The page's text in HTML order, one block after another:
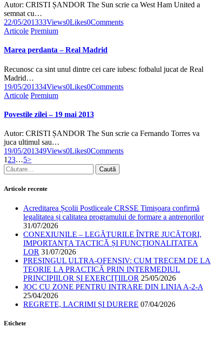
Autor: CRISTI ȘANDOR The Sun scrie ca West Ham United a
semnat cu…
22/05/201333Views0Likes0Comments
Articole Premium
Marea perdanta – Real Madrid
Recunosc ca sint unul dintre cei care iubesc fotbalul jucat de Real
Madrid…
19/05/201334Views0Likes0Comments
Articole Premium
Povestile zilei – 19 mai 2013
Autor: CRISTI ȘANDOR The Sun scrie ca Fernando Torres va
juca ultimul sau…
19/05/201349Views0Likes0Comments
1 23…5>
Articole recente
Acreditarea Școlii Postliceale CRSSE Timișoara confirmă
legalitatea și calitatea programului de formare a antrenorilor
31/07/2026
CONEXIUNILE – LEGĂTURILE ÎNTRE JUCĂTORI,
IMPORTANȚA TACTICĂ ȘI FUNCȚIONALITATEA
LOR 31/07/2026
PRESINGUL ULTRA-OFENSIV: CUM TRECEM DE LA
TEORIE LA PRACTICĂ PRIN INTERMEDIUL
PRINCIPIILOR ȘI EXERCIȚIILOR 25/05/2026
JOC CU ZONE PENTRU INTRARE DIN LINIA A-2-A
25/04/2026
REGRETE, LACRIMI ȘI DURERE 07/04/2026
Etichete